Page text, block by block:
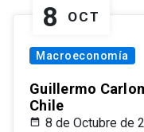
8 OCT
Macroeconomía
Guillermo
Chile
8 de Octubre de